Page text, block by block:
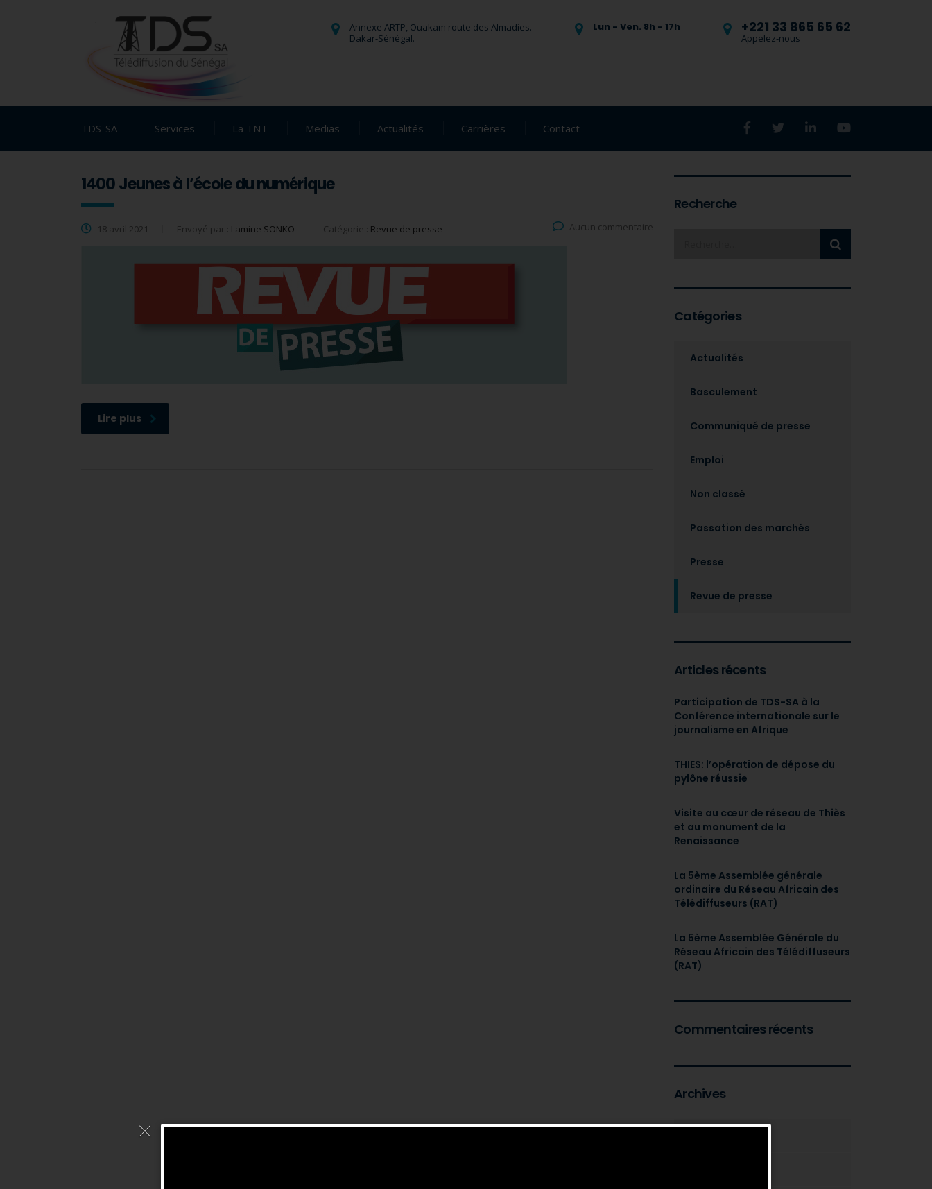
+221 33 865 65 62
Appelez-nous
Lun - Ven. 8h - 17h
Annexe ARTP, Ouakam route des Almadies.
Dakar-Sénégal.
TDS-SA Services La TNT Medias Actualités Carrières Contact
1400 Jeunes à l’école du numérique
18 avril 2021 Envoyé par : Lamine SONKO Catégorie : Revue de presse Aucun commentaire
Lire plus
Recherche
Catégories
Actualités
Basculement
Communiqué de presse
Emploi
Non classé
Passation des marchés
Presse
Revue de presse
Articles récents
Participation de TDS-SA à la
Conférence internationale sur le
journalisme en Afrique
THIES: l’opération de dépose du
pylône réussie
Visite au cœur de réseau de Thiès
et au monument de la
Renaissance
La 5ème Assemblée générale
ordinaire du Réseau Africain des
Télédiffuseurs (RAT)
La 5ème Assemblée Générale du
Réseau Africain des Télédiffuseurs
(RAT)
Commentaires récents
Archives